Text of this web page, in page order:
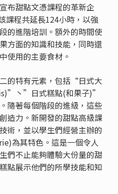
布甜點文憑課程的革新企
課程共延長124小時，以強
的進階培訓。額外的時間使
方面的知識和技能，同時還
使用的主要食材。
的特有元素，包括“日式大
丶”日式糕點(和果子)”
隨著每個階段的進級，這些
造力。新開發的甜點高級課
術，並以學生們經營主辦的
為其特色。這是一個令人
們不止能夠體驗大份量的甜
點展示他們的所學技能和知